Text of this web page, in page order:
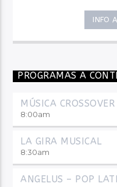
INFO
PROGRAMAS A
MÚSICA CROSSOVER
8:00am
LA GIRA MUSICAL
8:30am
ANGELUS – POP